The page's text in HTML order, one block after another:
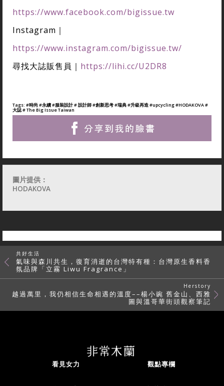
https://www.facebook.com/bigissue.tw
Instagram｜
https://www.instagram.com/bigissue.tw/
尋找大誌販售員｜ https://lihi.cc/U2DR8
Tags: #時尚 #永續#服裝設計# 設計師#創新思考#瑞典#升級再造#upcycling#HODAKOVA#
大誌# The Big Issue Taiwan
圖片提供：
HODAKOVA
共好生活
氣味與森川共生，復育消逝的台灣特有種：台灣原生香料香
氛品牌「立霧 Liwu Fragrance」
Herstory
越過萬里，我仍相信生命相遇的溫度––楊小豌 舊金山、西雅
圖與溫哥華街頭觀察筆記
看見女力 觀點專欄